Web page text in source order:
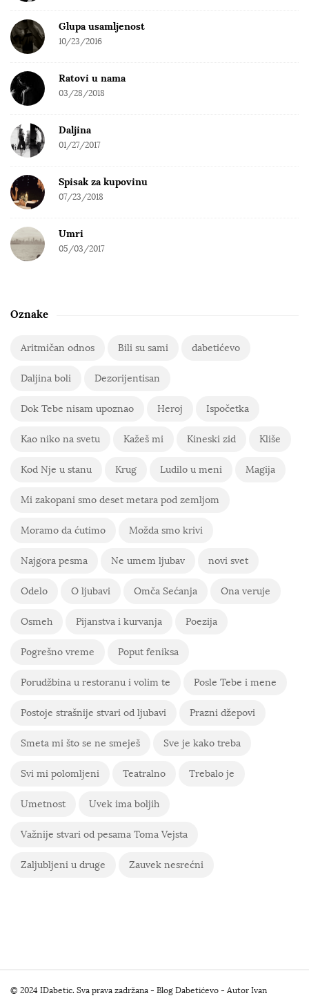
Glupa usamljenost
10/23/2016
Ratovi u nama
03/28/2018
Daljina
01/27/2017
Spisak za kupovinu
07/23/2018
Umri
05/03/2017
Oznake
Aritmičan odnos Bili su sami dabetićevo
Daljina boli Dezorijentisan
Dok Tebe nisam upoznao Heroj Ispočetka
Kao niko na svetu Kažeš mi Kineski zid Kliše
Kod Nje u stanu Krug Ludilo u meni Magija
Mi zakopani smo deset metara pod zemljom
Moramo da ćutimo Možda smo krivi
Najgora pesma Ne umem ljubav novi svet
Odelo O ljubavi Omča Sećanja Ona veruje
Osmeh Pijanstva i kurvanja Poezija
Pogrešno vreme Poput feniksa
Porudžbina u restoranu i volim te Posle Tebe i mene
Postoje strašnije stvari od ljubavi Prazni džepovi
Smeta mi što se ne smeješ Sve je kako treba
Svi mi polomljeni Teatralno Trebalo je
Umetnost Uvek ima boljih
Važnije stvari od pesama Toma Vejsta
Zaljubljeni u druge Zauvek nesrećni
© 2024 IDabetic. Sva prava zadržana - Blog Dabetićevo - Autor Ivan